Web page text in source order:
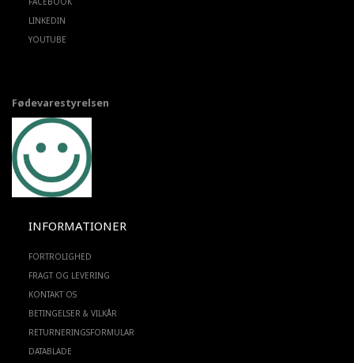
LINKEDIN
YOUTUBE
Fødevarestyrelsen
INFORMATIONER
FORTROLIGHED
FRAGT OG LEVERING
KONTAKT OS
BETINGELSER & VILKÅR
RETURNERINGSFORMULAR
DATABLADE